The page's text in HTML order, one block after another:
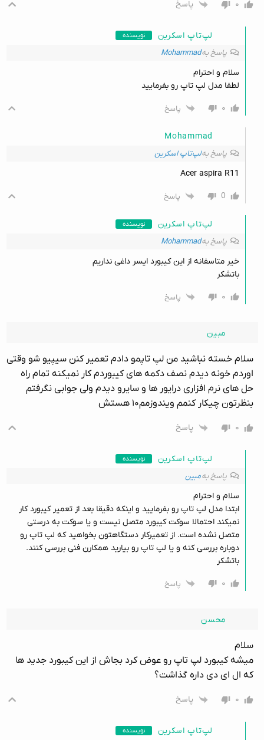
۰ پاسخ
لپ‌تاپ اسکرین نویسنده
پاسخ بهMohammad
سلام و احترام
لطفا مدل لپ تاپ رو بفرمایید
۰
پاسخ
Mohammad
پاسخ بهلپ‌تاپ اسکرین
Acer aspira R11
0
پاسخ
لپ‌تاپ اسکرین نویسنده
پاسخ بهMohammad
خیر متاسفانه از این کیبورد ایسر داغی نداریم
باتشکر
۰
پاسخ
مبین
سلام خسته نباشید من لپ تاپمو دادم تعمیر کنن سیپیو شو وقتی
اوردم خونه دیدم نصف دکمه های کیبوردم کار نمیکنه تمام راه
حل های نرم افزاری درایور ها و سایرو دیدم ولی جوابی نگرفتم
بنظرتون چیکار کنمم ویندوزمم۱۰ هستش
۰ پاسخ
لپ‌تاپ اسکرین نویسنده
پاسخ بهمبین
سلام و احترام
ابتدا مدل لپ تاپ رو بفرمایید و اینکه دقیقا بعد از تعمیر کیبورد کار
نمیکند احتمالا سوکت کیبورد متصل نیست و یا سوکت به درستی
متصل نشده است. از تعمیرکار دستگاهتون بخواهید که لپ تاپ رو
دوباره بررسی کنه و یا لپ تاپ رو بیارید همکارن فنی بررسی کنند.
باتشکر
۰
پاسخ
محسن
سلام
میشه کیبورد لپ تاپ رو عوض کرد بجاش از این کیبورد جدید ها
که ال ای دی داره گذاشت؟
۰ پاسخ
لپ‌تاپ اسکرین نویسنده